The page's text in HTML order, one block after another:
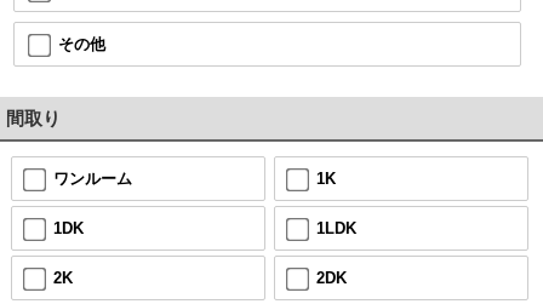
その他
間取り
ワンルーム 1K
1DK 1LDK
2K 2DK